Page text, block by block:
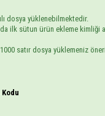
dosya yüklenebilmektedir.
ilk sütun ürün ekleme kimliği
satır dosya yüklemeniz